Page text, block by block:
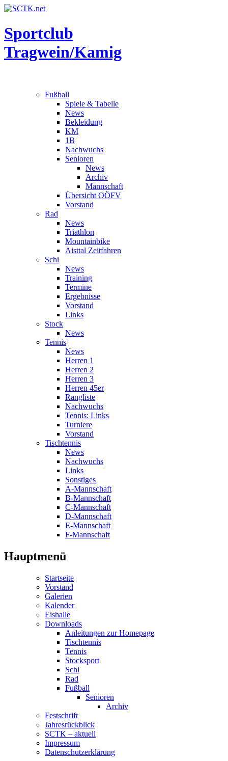
Sportclub
Tragwein/Kamig
Fußball
Spiele & Tabelle
News
Bekleidung
KM
1B
Nachwuchs
Senioren
News
Archiv
Mannschaft
Übersicht OÖFV
Vorstand
Rad
News
Triathlon
Mountainbike
Aisttal Zeitfahren
Schi
News
Training
Termine
Ergebnisse
Vorstand
Links
Stock
News
Tennis
News
Herren 1
Herren 2
Herren 3
Herren 45er
Rangliste
Nachwuchs
Tennis: Links
Turniere
Vorstand
Tischtennis
News
Nachwuchs
Links
Sonstiges
A-Mannschaft
B-Mannschaft
C-Mannschaft
D-Mannschaft
E-Mannschaft
F-Mannschaft
Hauptmenü
Startseite
Vorstand
Galerien
Kalender
Eishalle
Downloads
Anleitungen zur Homepage
Tischtennis
Tennis
Stocksport
Schi
Rad
Fußball
Senioren
Archiv
Festschrift
Jahresrückblick
SCTK – aktuell
Impressum
Datenschutzerklärung